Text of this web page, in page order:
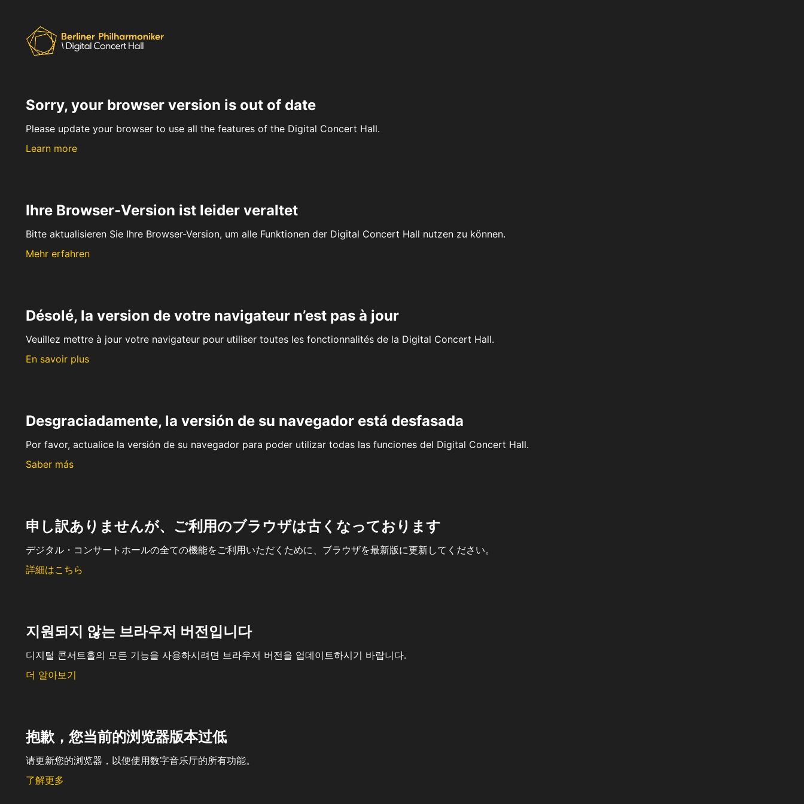
Sorry, your browser version is out of date
Please update your browser to use all the features of the Digital Concert Hall.
Learn more
Ihre Browser-Version ist leider veraltet
Bitte aktualisieren Sie Ihre Browser-Version, um alle Funktionen der Digital Concert Hall nutzen zu können.
Mehr erfahren
Désolé, la version de votre navigateur n’est pas à jour
Veuillez mettre à jour votre navigateur pour utiliser toutes les fonctionnalités de la Digital Concert Hall.
En savoir plus
Desgraciadamente, la versión de su navegador está desfasada
Por favor, actualice la versión de su navegador para poder utilizar todas las funciones del Digital Concert Hall.
Saber más
申し訳ありませんが、ご利用のブラウザは古くなっております
デジタル・コンサートホールの全ての機能をご利用いただくために、ブラウザを最新版に更新してください。
詳細はこちら
지원되지 않는 브라우저 버전입니다
디지털 콘서트홀의 모든 기능을 사용하시려면 브라우저 버전을 업데이트하시기 바랍니다.
더 알아보기
抱歉，您当前的浏览器版本过低
请更新您的浏览器，以便使用数字音乐厅的所有功能。
了解更多